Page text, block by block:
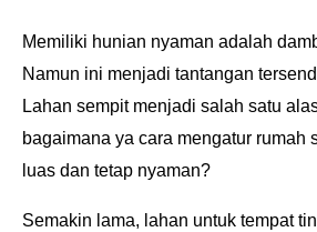
Memiliki hunian nyaman adalah
Namun ini menjadi tantangan
Lahan sempit menjadi salah satu
bagaimana ya cara mengatur rumah
luas dan tetap nyaman?
Semakin lama, lahan untuk tempat